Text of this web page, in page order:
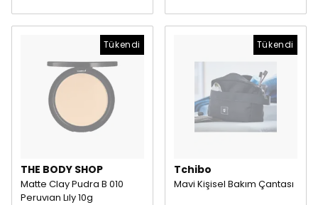
Tükendi
THE BODY SHOP
Matte Clay Pudra B 010
Peruvıan Lıly 10g
Tükendi
Tchibo
Mavi Kişisel Bakım Çantası